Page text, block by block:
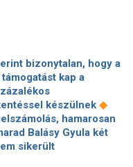
bizonytalan, hogy a
kap a
készülnek ◆
hamarosan
Balásy Gyula két
sikerült